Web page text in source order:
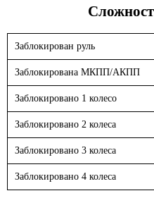
Заблокирован руль
Заблокирована МКПП/АКПП
Заблокировано 1 колесо
Заблокировано 2 колеса
Заблокировано 3 колеса
Заблокировано 4 колеса